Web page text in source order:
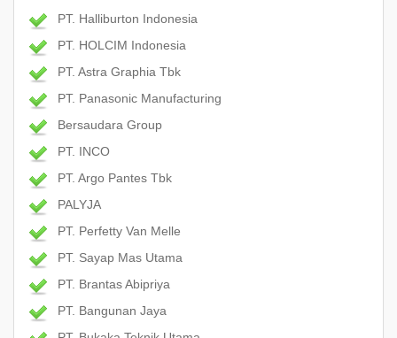
PT. Halliburton Indonesia
PT. HOLCIM Indonesia
PT. Astra Graphia Tbk
PT. Panasonic Manufacturing
Bersaudara Group
PT. INCO
PT. Argo Pantes Tbk
PALYJA
PT. Perfetty Van Melle
PT. Sayap Mas Utama
PT. Brantas Abipriya
PT. Bangunan Jaya